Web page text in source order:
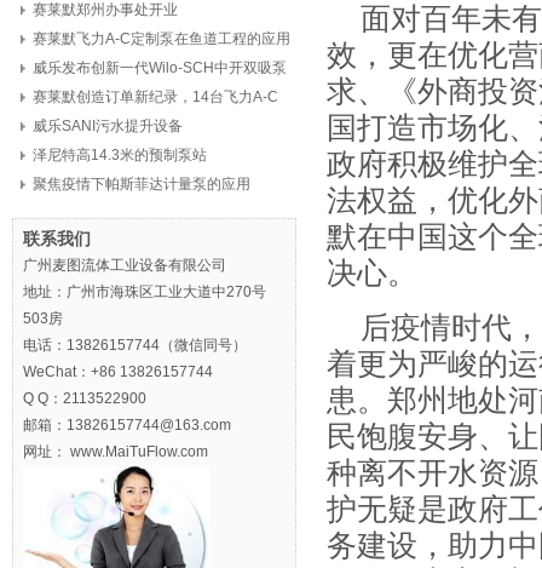
面对百年未
效，更在优化营
求、《外商投
国打造市场化
政府积极维护
法权益，优化
默在中国这个
决心。
后疫情时代
着更为严峻的
患。郑州地处
民饱腹安身、
种离不开水资
护无疑是政府
务建设，助力
赛莱默郑州办事处开业
赛莱默飞力A-C定制泵在鱼道工程的应用
威乐发布创新一代Wilo-SCH中开双吸泵
赛莱默创造订单新纪录，14台飞力A-C
定制泵，8亿元
威乐SANI污水提升设备
泽尼特高14.3米的预制泵站
聚焦疫情下帕斯菲达计量泵的应用
联系我们
广州麦图流体工业设备有限公司
地址：广州市海珠区工业大道中270号
503房
电话：13826157744（微信同号）
WeChat：+86 13826157744
Q Q：2113522900
邮箱：13826157744@163.com
网址： www.MaiTuFlow.com